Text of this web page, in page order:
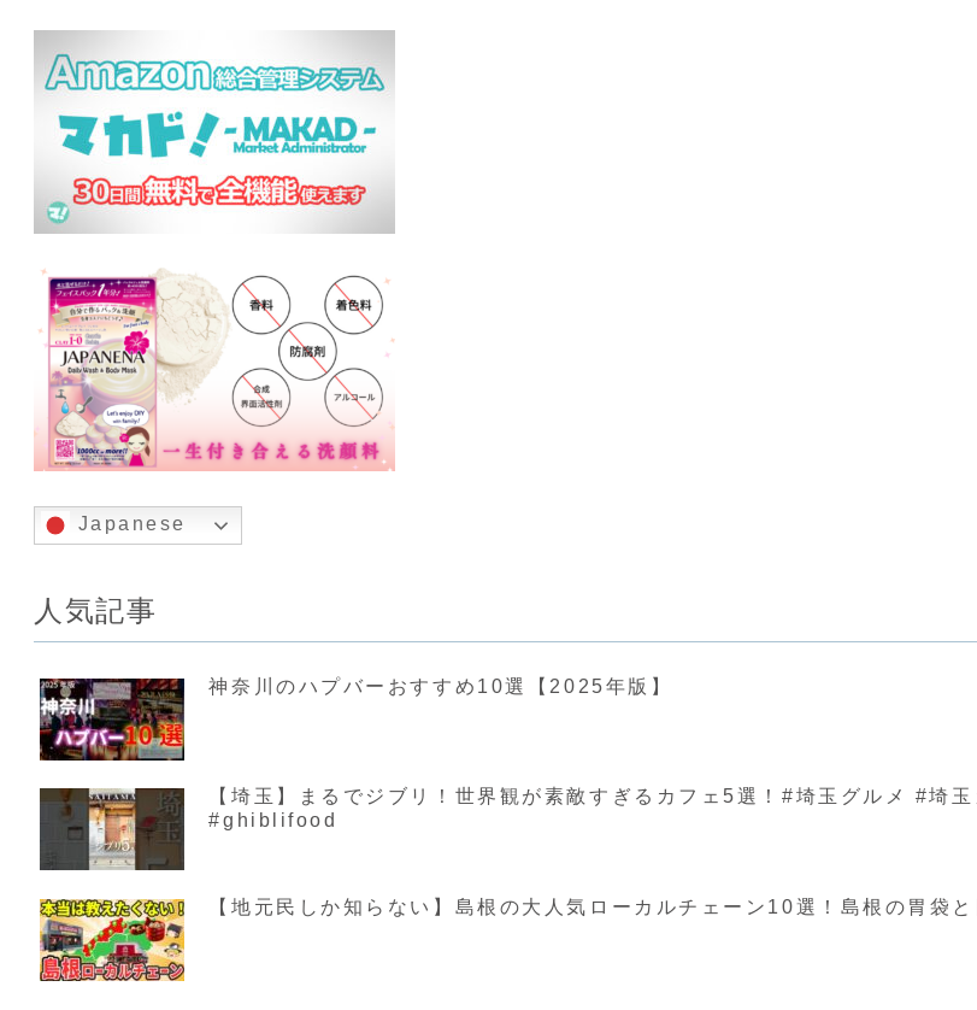
Japanese
人気記事
神奈川のハプバーおすすめ10選【2025年版】
【埼玉】まるでジブリ！世界観が素敵すぎるカフェ5選！#埼玉グルメ #
#ghiblifood
【地元民しか知らない】島根の大人気ローカルチェーン10選！島根の胃袋